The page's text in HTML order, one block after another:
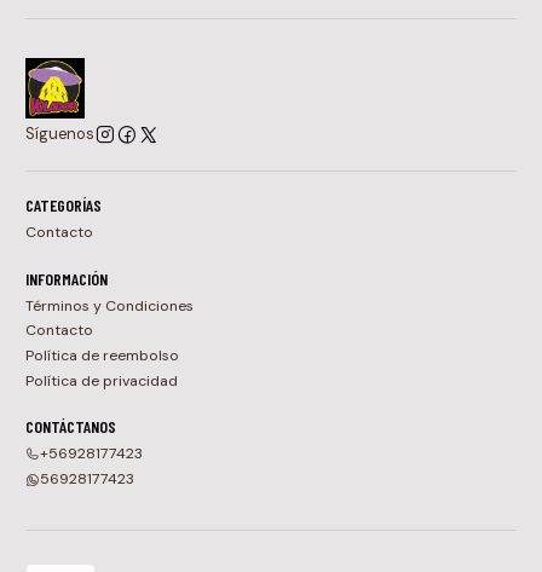
Síguenos
CATEGORÍAS
Contacto
INFORMACIÓN
Términos y Condiciones
Contacto
Política de reembolso
Política de privacidad
CONTÁCTANOS
+56928177423
56928177423